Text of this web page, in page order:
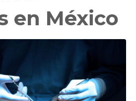
en México